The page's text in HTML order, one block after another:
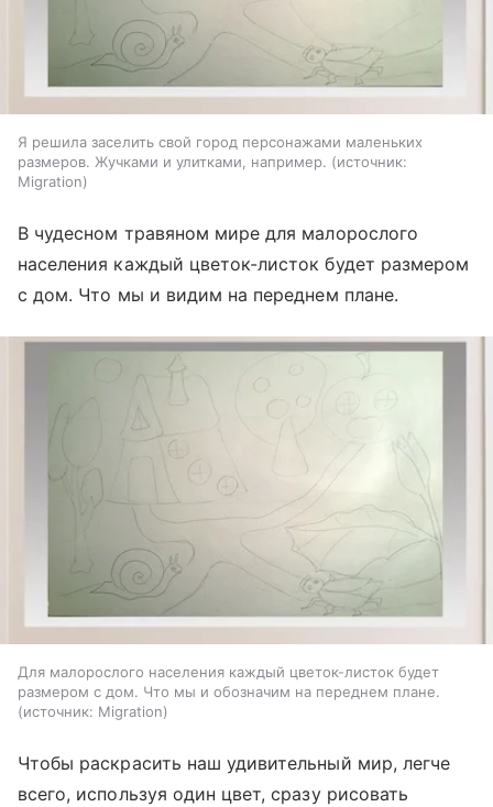
Я решила заселить свой город персонажами маленьких
размеров. Жучками и улитками, например.
источник:
Migration
В чудесном травяном мире для малорослого
населения каждый цветок-листок будет размером
с дом. Что мы и видим на переднем плане.
Для малорослого населения каждый цветок-листок будет
размером с дом. Что мы и обозначим на переднем плане.
источник: Migration
Чтобы раскрасить наш удивительный мир, легче
всего, используя один цвет, сразу рисовать